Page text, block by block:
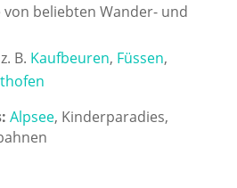
beliebten Wander- und
B. Kaufbeuren, Füssen,
Alpsee, Kinderparadies,